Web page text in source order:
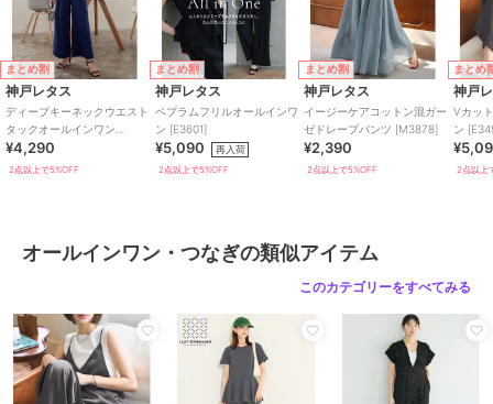
婚式・二次会/
セレモニー・入学
式・卒業式
原産国 中国
まとめ割
神戸レタス
ディープキーネックウエスト
タックオールインワン
[E3241]
¥4,290
2点以上で5%OFF
まとめ割
神戸レタス
ペプラムフリルオールインワ
ン [E3601]
¥5,090 再入荷
2点以上で5%OFF
まとめ割
神戸レタス
イージーケアコットン混ガー
ゼドレープパンツ [M3878]
¥2,390
2点以上で5%OFF
まとめ
神戸
Vカッ
ン
2点以上
オールインワン・つなぎの類似アイテム
このカテゴリーをすべてみる